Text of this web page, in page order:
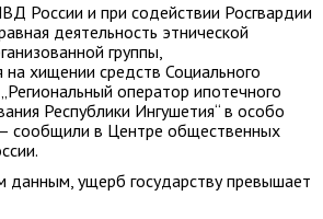
России и при содействии Росгвардии
деятельность этнической
группы,
хищении средств Социального
оператор ипотечного
Республики Ингушетия“ в особо
сообщили в Центре общественных
данным, ущерб государству превышает